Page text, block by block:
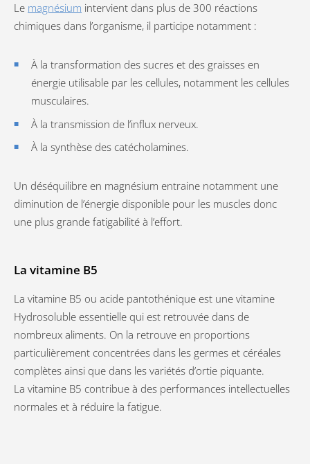
Le magnésium intervient dans plus de 300 réactions
chimiques dans l’organisme, il participe notamment :
À la transformation des sucres et des graisses en
énergie utilisable par les cellules, notamment les cellules
musculaires.
À la transmission de l’influx nerveux.
À la synthèse des catécholamines.
Un déséquilibre en magnésium entraine notamment une
diminution de l’énergie disponible pour les muscles donc
une plus grande fatigabilité à l’effort.
La vitamine B5
La vitamine B5 ou acide pantothénique est une vitamine
Hydrosoluble essentielle qui est retrouvée dans de
nombreux aliments. On la retrouve en proportions
particulièrement concentrées dans les germes et céréales
complètes ainsi que dans les variétés d’ortie piquante.
La vitamine B5 contribue à des performances intellectuelles
normales et à réduire la fatigue.